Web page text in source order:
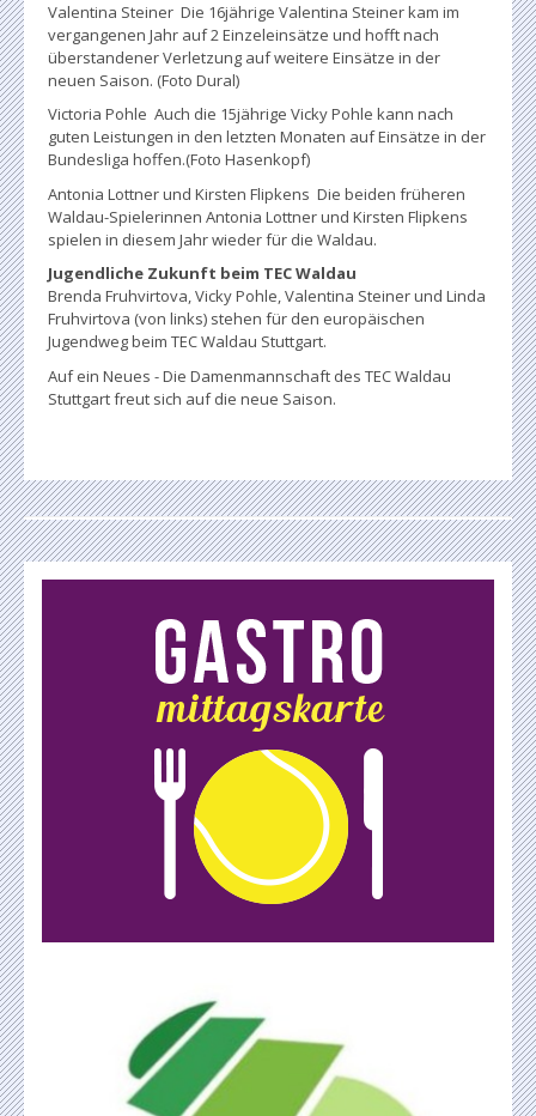
Valentina Steiner Die 16jährige Valentina Steiner kam im
vergangenen Jahr auf 2 Einzeleinsätze und hofft nach
überstandener Verletzung auf weitere Einsätze in der
neuen Saison. (Foto Dural)
Victoria Pohle Auch die 15jährige Vicky Pohle kann nach
guten Leistungen in den letzten Monaten auf Einsätze in der
Bundesliga hoffen.(Foto Hasenkopf)
Antonia Lottner und Kirsten Flipkens Die beiden früheren
Waldau-Spielerinnen Antonia Lottner und Kirsten Flipkens
spielen in diesem Jahr wieder für die Waldau.
Jugendliche Zukunft beim TEC Waldau
Brenda Fruhvirtova, Vicky Pohle, Valentina Steiner und Linda
Fruhvirtova (von links) stehen für den europäischen
Jugendweg beim TEC Waldau Stuttgart.
Auf ein Neues - Die Damenmannschaft des TEC Waldau
Stuttgart freut sich auf die neue Saison.